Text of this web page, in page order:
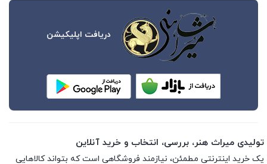
دریافت اپلیکیشن
تولیدی میراث هنر، بررسی، انتخاب و خرید آنلاین
یک خرید اینترنتی مطمئن، نیازمند فروشگاهی است که بتواند کالاهایی